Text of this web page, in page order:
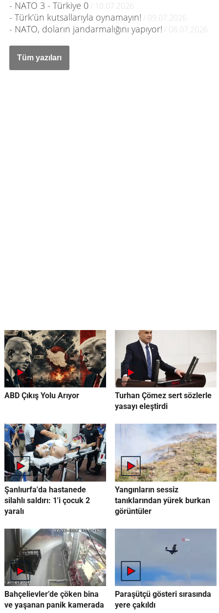
- NATO 3 - Türkiye 0/ 10.07.2026
- Türk’ün kutsallarıyla oynamayın! / 09.07.2026
- NATO, doların jandarmalığını yapıyor! / 08.07.2026
ABD Çıkış Yolu Arıyor
Turhan Çömez sert sözlerle
yasayı eleştirdi
Şanlıurfa'da hastanede
silahlı saldırı: 1'i çocuk 2
yaralı
Yangınların sessiz
tanıklarından yürek burkan
görüntüler
Bahçelievler’de çöken bina
ve yaşanan panik kamerada
Paraşütçü gösteri sırasında
yere çakıldı